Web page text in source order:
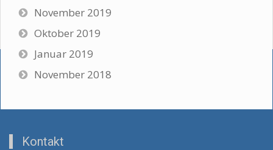
November 2019
Oktober 2019
Januar 2019
November 2018
Kontakt